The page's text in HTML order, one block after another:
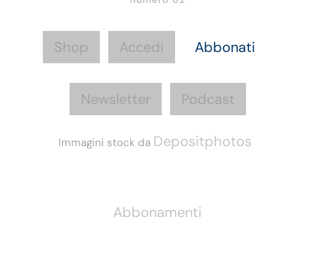
Shop Accedi Abbonati
Newsletter Podcast
Immagini stock da Depositphotos
Abbonamenti